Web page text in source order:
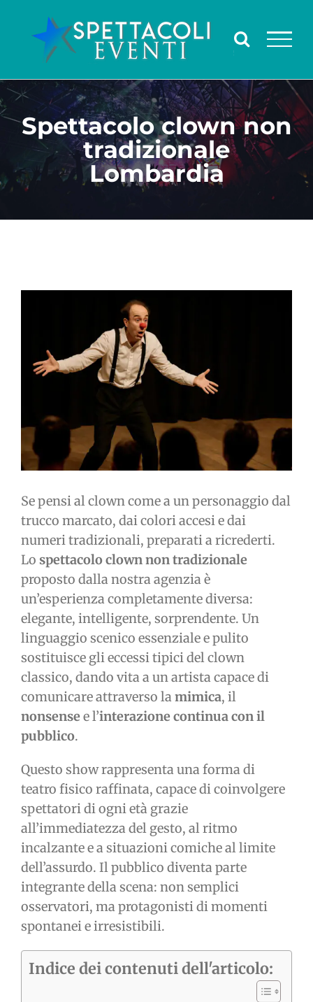
contenuto
Spettacolo clown non
tradizionale
Lombardia
Se pensi al clown come a un personaggio dal
trucco marcato, dai colori accesi e dai
numeri tradizionali, preparati a ricrederti.
Lo spettacolo clown non tradizionale
proposto dalla nostra agenzia è
un’esperienza completamente diversa:
elegante, intelligente, sorprendente. Un
linguaggio scenico essenziale e pulito
sostituisce gli eccessi tipici del clown
classico, dando vita a un artista capace di
comunicare attraverso lamimica, il
nonsense e l’interazione continua con il
pubblico.
Questo show rappresenta una forma di
teatro fisico raffinata, capace di coinvolgere
spettatori di ogni età grazie
all’immediatezza del gesto, al ritmo
incalzante e a situazioni comiche al limite
dell’assurdo. Il pubblico diventa parte
integrante della scena: non semplici
osservatori, ma protagonisti di momenti
spontanei e irresistibili.
Indice dei contenuti dell'articolo: